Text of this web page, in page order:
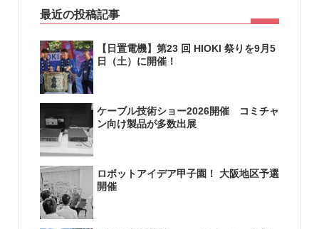
最近の投稿記事
【日置電機】第23 回 HIOKI 祭りを9月5
日（土）に開催！
ケーブル技術ショー2026開催 コミチャ
ン向け製品が多数出展
ロボットアイデア甲子園！ 大阪地区予選
開催